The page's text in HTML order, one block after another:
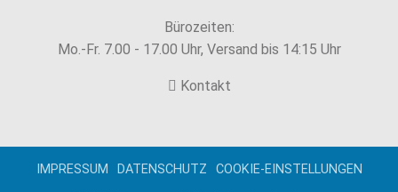
Bürozeiten:
Mo.-Fr. 7.00 - 17.00 Uhr, Versand bis 14:15 Uhr
Kontakt
IMPRESSUM DATENSCHUTZ COOKIE-EINSTELLUNGEN